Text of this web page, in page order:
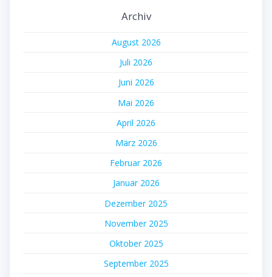
Archiv
August 2026
Juli 2026
Juni 2026
Mai 2026
April 2026
März 2026
Februar 2026
Januar 2026
Dezember 2025
November 2025
Oktober 2025
September 2025